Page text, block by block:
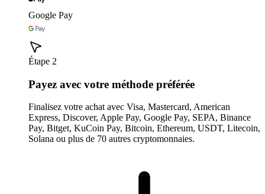
Google Pay
Étape 2
Payez avec votre méthode préférée
Finalisez votre achat avec Visa, Mastercard, American
Express, Discover, Apple Pay, Google Pay, SEPA, Binance
Pay, Bitget, KuCoin Pay, Bitcoin, Ethereum, USDT, Litecoin,
Solana ou plus de 70 autres cryptomonnaies.